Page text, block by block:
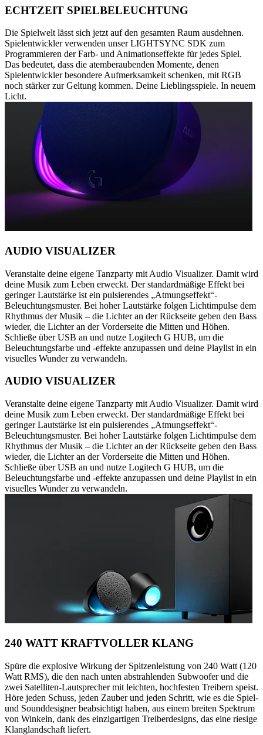
ECHTZEIT SPIELBELEUCHTUNG
Die Spielwelt lässt sich jetzt auf den gesamten Raum ausdehnen.
Spielentwickler verwenden unser LIGHTSYNC SDK zum
Programmieren der Farb- und Animationseffekte für jedes Spiel.
Das bedeutet, dass die atemberaubenden Momente, denen
Spielentwickler besondere Aufmerksamkeit schenken, mit RGB
noch stärker zur Geltung kommen. Deine Lieblingsspiele. In neuem
Licht.
AUDIO VISUALIZER
Veranstalte deine eigene Tanzparty mit Audio Visualizer. Damit wird
deine Musik zum Leben erweckt. Der standardmäßige Effekt bei
geringer Lautstärke ist ein pulsierendes „Atmungseffekt“-
Beleuchtungsmuster. Bei hoher Lautstärke folgen Lichtimpulse dem
Rhythmus der Musik – die Lichter an der Rückseite geben den Bass
wieder, die Lichter an der Vorderseite die Mitten und Höhen.
Schließe über USB an und nutze Logitech G HUB, um die
Beleuchtungsfarbe und -effekte anzupassen und deine Playlist in ein
visuelles Wunder zu verwandeln.
AUDIO VISUALIZER
Veranstalte deine eigene Tanzparty mit Audio Visualizer. Damit wird
deine Musik zum Leben erweckt. Der standardmäßige Effekt bei
geringer Lautstärke ist ein pulsierendes „Atmungseffekt“-
Beleuchtungsmuster. Bei hoher Lautstärke folgen Lichtimpulse dem
Rhythmus der Musik – die Lichter an der Rückseite geben den Bass
wieder, die Lichter an der Vorderseite die Mitten und Höhen.
Schließe über USB an und nutze Logitech G HUB, um die
Beleuchtungsfarbe und -effekte anzupassen und deine Playlist in ein
visuelles Wunder zu verwandeln.
240 WATT KRAFTVOLLER KLANG
Spüre die explosive Wirkung der Spitzenleistung von 240 Watt (120
Watt RMS), die den nach unten abstrahlenden Subwoofer und die
zwei Satelliten-Lautsprecher mit leichten, hochfesten Treibern speist.
Höre jeden Schuss, jeden Zauber und jeden Schritt, wie es die Spiel-
und Sounddesigner beabsichtigt haben, aus einem breiten Spektrum
von Winkeln, dank des einzigartigen Treiberdesigns, das eine riesige
Klanglandschaft liefert.